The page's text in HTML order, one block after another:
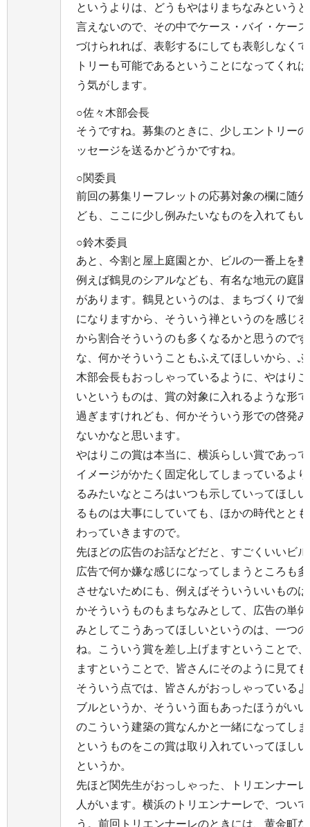
というよりは、どうもやはりまちなみという
言えないので、その中でケース・バイ・ケー
づけられれば、表彰するにしても表彰しなく
トリーも可能であるということになってくれ
う気がします。
○佐々木部会長
そうですね。募集のときに、少しエントリー
ッセージを送るかどうかですね。
○関委員
前回の募集リーフレットの応募対象の欄に随
ども、ここに少し例みたいなものを入れても
○鈴木委員
あと、今割と屋上庭園とか、ビルの一番上を
例えば鶴見のシアルなども、有名な地元の庭
があります。鶴見というのは、まちづくりで
になりますから、そういう禅というのを感じ
から割合そういうのも多くなるかと思うので
な、何かそういうこともふえてほしいから、
木部会長もおっしゃっているように、やはり
いというものは、賞の対象に入れるような形
過ぎますけれども、何かそういう形での啓発
ないかなと思います。
やはりこの賞は本当に、横浜らしい賞であっ
イメージがかたく固定化してしまっているよ
るみたいなところはいつも示していってほし
るものは大事にしていても、ほかの時代とと
わっていきますので。
先ほどの広告のお話などだと、すごくいいビ
広告で何か嫌な感じになってしまうところも
させないためにも、例えばそういういいもの
かそういうものもまちなみとして、広告の単
みとしてこうあってほしいというのは、一つ
ね。こういう賞を差し上げますということで
ますということで、皆さんにそのように見て
そういう点では、皆さんがおっしゃっている
ブルというか、そういう面もあったほうがい
のこういう建築の賞なんかと一緒になってし
というものをこの賞は取り入れていってほし
というか。
先ほど関先生がおっしゃった、トリエンナー
人がいます。横浜のトリエンナーレで、つい
う。前回トリエンナーレのときには、黄金町